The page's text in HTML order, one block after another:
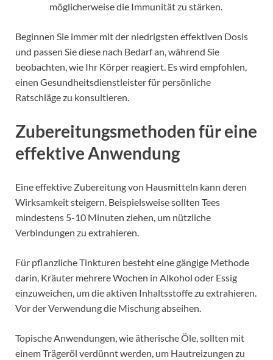
möglicherweise die Immunität zu stärken.
Beginnen Sie immer mit der niedrigsten effektiven Dosis
und passen Sie diese nach Bedarf an, während Sie
beobachten, wie Ihr Körper reagiert. Es wird empfohlen,
einen Gesundheitsdienstleister für persönliche
Ratschläge zu konsultieren.
Zubereitungsmethoden für eine
effektive Anwendung
Eine effektive Zubereitung von Hausmitteln kann deren
Wirksamkeit steigern. Beispielsweise sollten Tees
mindestens 5-10 Minuten ziehen, um nützliche
Verbindungen zu extrahieren.
Für pflanzliche Tinkturen besteht eine gängige Methode
darin, Kräuter mehrere Wochen in Alkohol oder Essig
einzuweichen, um die aktiven Inhaltsstoffe zu extrahieren.
Vor der Verwendung die Mischung abseihen.
Topische Anwendungen, wie ätherische Öle, sollten mit
einem Trägeröl verdünnt werden, um Hautreizungen zu